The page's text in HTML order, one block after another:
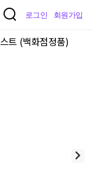
로그인 회원가입